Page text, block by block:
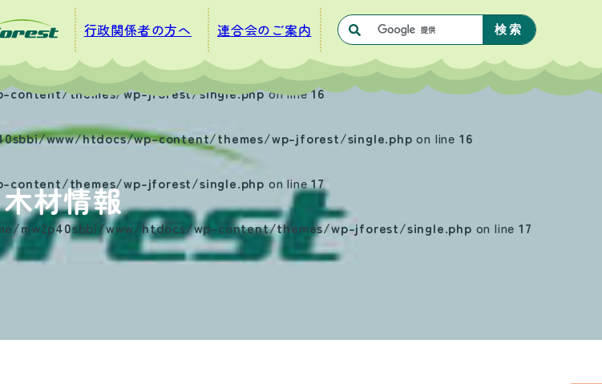
行政関係者の方へ 連合会のご案内
content/themes/wp-jforest/single.phpon line16
www/htdocs/wp-content/themes/wp-jforest/single.php on line 16
content/themes/wp-jforest/single.php on line17
mw2p40sbbi/www/htdocs/wp-content/themes/wp-jforest/single.php on line17
木材情報